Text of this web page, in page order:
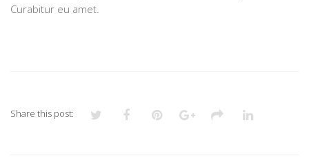
Curabitur eu amet.
Share this post: